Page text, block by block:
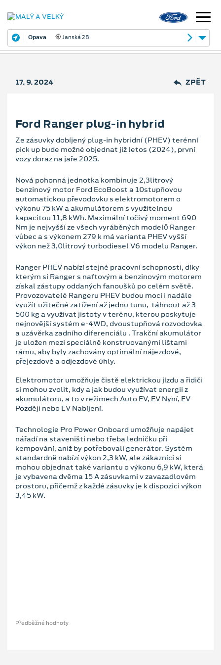
Opava Janská 28
17. 9. 2024 ZPĚT
Ford Ranger plug-in hybrid
Ze zásuvky dobíjený plug-in hybridní (PHEV) terénní
pick up bude možné objednat již letos (2024), první
vozy doraz na jaře 2025.
Nová pohonná jednotka kombinuje 2,3litrový
benzinový motor Ford EcoBoost a 10stupňovou
automatickou převodovku s elektromotorem o
výkonu 75 kW a akumulátorem s využitelnou
kapacitou 11,8 kWh. Maximální točivý moment 690
Nm je nejvyšší ze všech vyráběných modelů Ranger
vůbec a s výkonem 279 k má varianta PHEV vyšší
výkon než 3,0litrový turbodiesel V6 modelu Ranger.
Ranger PHEV nabízí stejné pracovní schopnosti, díky
kterým si Ranger s naftovým a benzinovým motorem
získal zástupy oddaných fanoušků po celém světě.
Provozovatelé Rangeru PHEV budou moci i nadále
využít užitečné zatížení až jednu tunu, táhnout až 3
500 kg a využívat jistoty v terénu, kterou poskytuje
nejnovější systém e-4WD, dvoustupňová rozvodovka
a uzávěrka zadního diferenciálu . Trakční akumulátor
je uložen mezi speciálně konstruovanými lištami
rámu, aby byly zachovány optimální nájezdové,
přejezdové a odjezdové úhly.
Elektromotor umožňuje čistě elektrickou jízdu a řidiči
si mohou zvolit, kdy a jak budou využívat energii z
akumulátoru, a to v režimech Auto EV, EV Nyní, EV
Později nebo EV Nabíjení.
Technologie Pro Power Onboard umožňuje napájet
nářadí na staveništi nebo třeba ledničku při
kempování, aniž by potřebovali generátor. Systém
standardně nabízí výkon 2,3 kW, ale zákazníci si
mohou objednat také variantu o výkonu 6,9 kW, která
je vybavena dvěma 15 A zásuvkami v zavazadlovém
prostoru, přičemž z každé zásuvky je k dispozici výkon
3,45 kW.
Předběžné hodnoty